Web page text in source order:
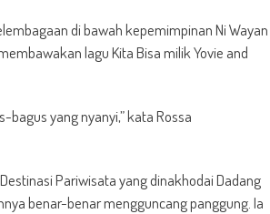
di bawah kepemimpinan Ni Wayan
lagu Kita Bisa milik Yovie and
yang nyanyi,” kata Rossa
Pariwisata yang dinakhodai Dadang
benar-benar mengguncang panggung. Ia